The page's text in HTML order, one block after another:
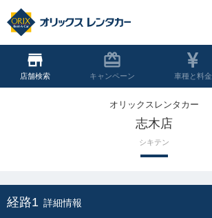
店舗 キャンペーン 車種と料金
オリックスレンタカー
志木店
シキテン
経路1 詳細情報